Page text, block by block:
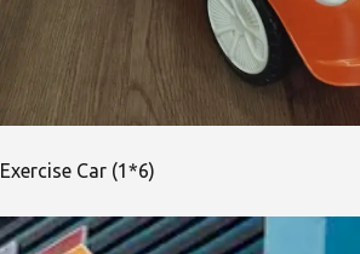
Exercise Car (1*6)